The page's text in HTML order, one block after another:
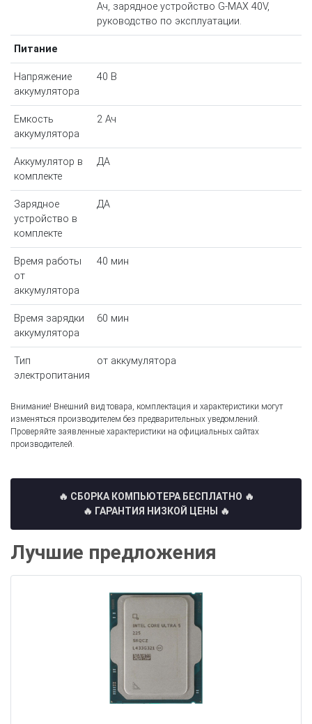
Ач, зарядное устройство G-MAX 40V,
руководство по эксплуатации.
Питание
Напряжение
аккумулятора
40 В
Емкость
аккумулятора
2 Ач
Аккумулятор в
комплекте
ДА
Зарядное
устройство в
комплекте
ДА
Время работы
от
аккумулятора
40 мин
Время зарядки
аккумулятора
60 мин
Тип
электропитания
от аккумулятора
Внимание! Внешний вид товара, комплектация и характеристики могут
изменяться производителем без предварительных уведомлений.
Проверяйте заявленные характеристики на официальных сайтах
производителей.
🔥 СБОРКА КОМПЬЮТЕРА БЕСПЛАТНО 🔥
🔥 ГАРАНТИЯ НИЗКОЙ ЦЕНЫ 🔥
Лучшие предложения